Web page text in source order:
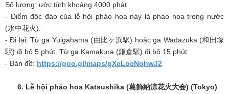
Số lượng: ước tính khoảng 4000 phát
- Điểm độc đáo của lễ hội pháo hoa này là pháo hoa trong nước
(水中花火).
- Đi lại: Từ ga Yuigahama (由比ヶ浜駅) hoặc ga Wadazuka (和田塚
駅) đi bộ 5 phút. Từ ga Kamakura (鎌倉駅) đi bộ 15 phút
- Bản đồ: https://goo.gl/maps/gXcLocNohwJ2
6. Lễ hội pháo hoa Katsushika (葛飾納涼花火大会) (Tokyo)